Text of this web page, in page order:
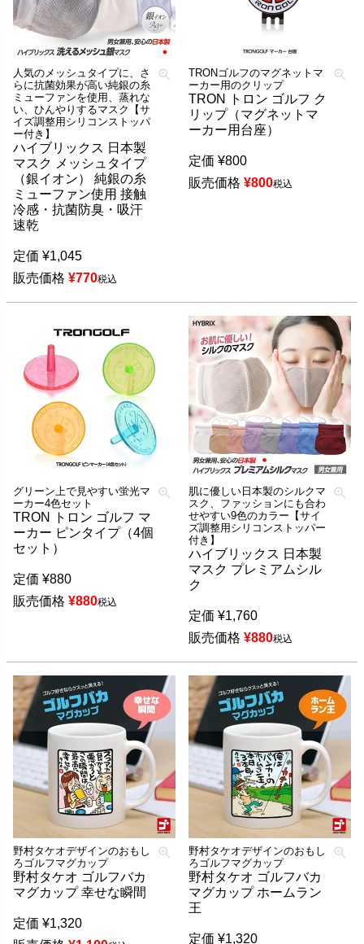
人気のメッシュタイプに、さ
らに抗菌効果が高い純銀の糸
ミューファンを使用、蒸れな
い、ひんやりするマスク【サ
イズ調整用シリコンストッパ
ー付き】
ハイブリックス 日本製
マスク メッシュタイプ
（銀イオン） 純銀の糸
ミューファン使用 接触
冷感・抗菌防臭・吸汗
速乾
定価 ¥1,045
販売価格 ¥770税込
TRONゴルフのマグネットマ
ーカー用のクリップ
TRON トロン ゴルフ ク
リップ（マグネットマ
ーカー用台座）
定価 ¥800
販売価格 ¥800税込
グリーン上で見やすい蛍光マ
ーカー4色セット
TRON トロン ゴルフ マ
ーカー ピンタイプ（4個
セット）
定価 ¥880
販売価格 ¥880税込
肌に優しい日本製のシルクマ
スク、ファッションにも合わ
せやすい9色のカラー【サイ
ズ調整用シリコンストッパー
付き】
ハイブリックス 日本製
マスク プレミアムシル
ク
定価 ¥1,760
販売価格 ¥880税込
野村タケオデザインのおもし
ろゴルフマグカップ
野村タケオ ゴルフバカ
マグカップ 幸せな瞬間
定価 ¥1,320
野村タケオデザインのおもし
ろゴルフマグカップ
野村タケオ ゴルフバカ
マグカップ ホームラン
王
定価 ¥1,320